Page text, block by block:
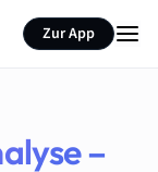
Zur App
–